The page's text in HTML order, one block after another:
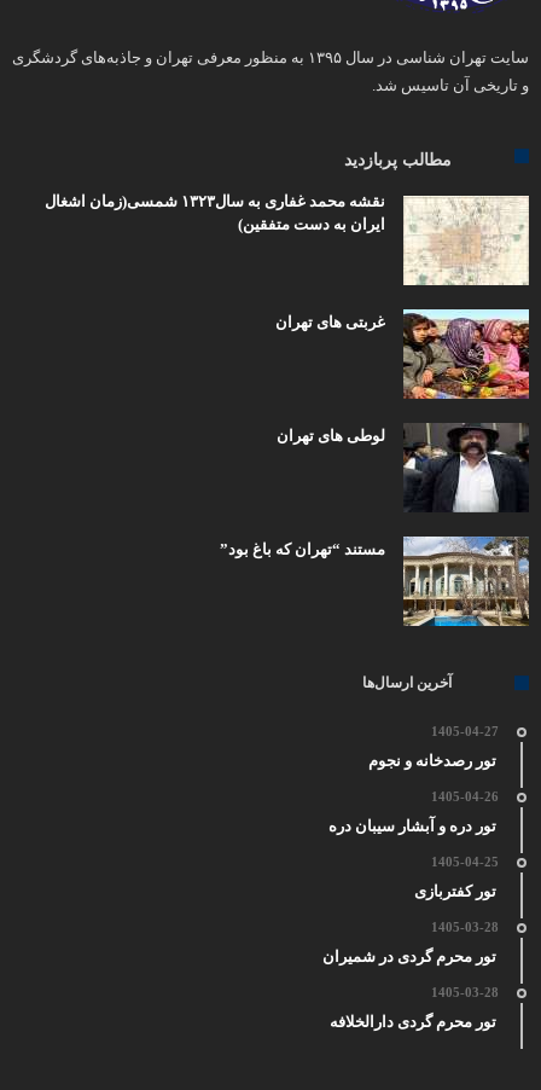
سایت تهران شناسی در سال ۱۳۹۵ به منظور معرفی تهران و جاذبه‌های گردشگری
و تاریخی آن تاسیس شد.
مطالب پربازدید
نقشه محمد غفاری به سال۱۳۲۳ شمسی(زمان اشغال
ایران به دست متفقین)
غربتی های تهران
لوطی های تهران
مستند “تهران که باغ بود”
آخرین ارسال‌ها
1405-04-27
تور رصدخانه و نجوم
1405-04-26
تور دره و آبشار سیبان دره
1405-04-25
تور کفتربازی
1405-03-28
تور محرم گردی در شمیران
1405-03-28
تور محرم گردی دارالخلافه